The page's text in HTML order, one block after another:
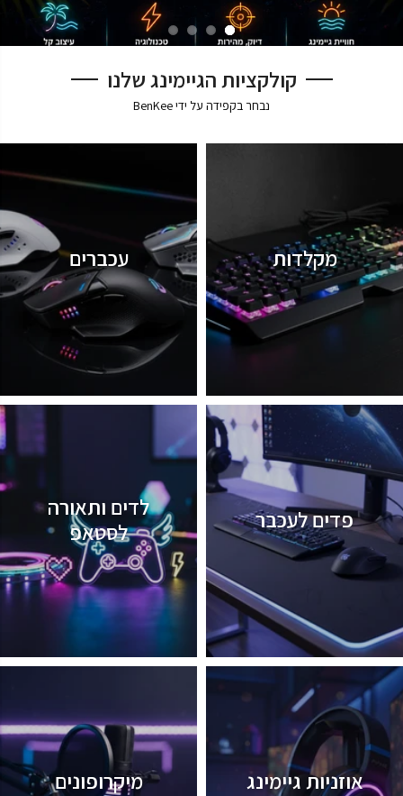
קולקציות הגיימינג שלנו
נבחר בקפידה על ידי BenKee
מקלדות עכברים
פדים לעכבר
לדים ותאורה
לסטאפ
אוזניות גיימינג מיקרופונים